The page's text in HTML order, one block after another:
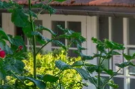
im
G'schichten